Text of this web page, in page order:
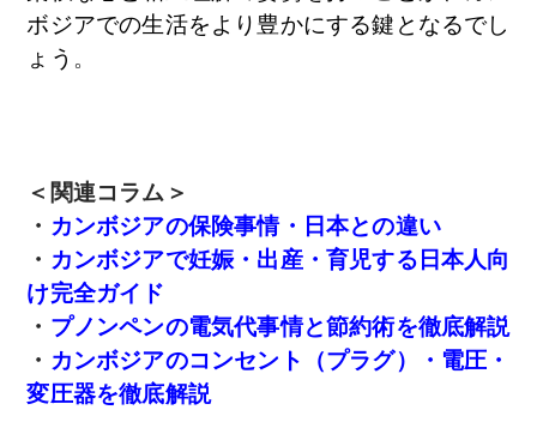
ボジアでの生活をより豊かにする鍵となるでし
ょう 。
＜関連コラム＞
・ カンボジアの保険事情・日本との違い
・ カンボジアで妊娠・出産・育児する日本人向
け完全ガイド
・ プノンペンの電気代事情と節約術を徹底解説
・ カンボジアのコンセント（プラグ）・電圧・
変圧器を徹底解説